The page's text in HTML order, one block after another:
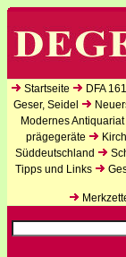
Startseite DFA
Geser, Seidel
Modernes Antiquariat
prägegeräte
Süddeutschland
Tipps und Links